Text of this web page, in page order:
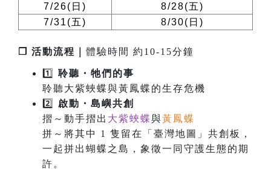
7/26( 日 ) 8/28(五)
7/31(五) 8/30( 日 )
❐ 活動流程｜ 體驗時間 約10-15分鐘
1️⃣ 聆聽・牠們的事
聆聽大紫蛺蝶與黃鳳蝶的生存危機
2️⃣ 啟動 ・ 島嶼共創
摺～動手摺出 大紫蛺蝶與黃鳳蝶
拼～將其中 1 隻留在「臺灣地圖」共創板，
一起拼出蝴蝶之島，象徵一同守護生態的期
許。